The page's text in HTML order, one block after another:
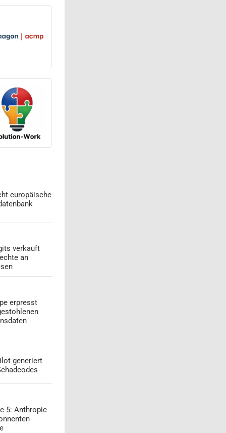
europäische
verkauft
an
erpresst
generiert
5: Anthropic